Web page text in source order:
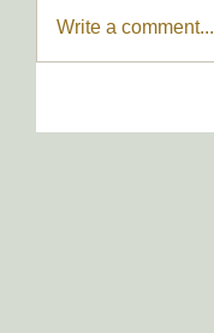
Write a comment...